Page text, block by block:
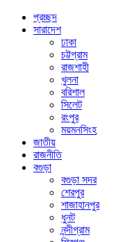
প্রচ্ছদ
সারাদেশ
ঢাকা
চট্টগ্রাম
রাজশাহী
খুলনা
বরিশাল
সিলেট
রংপুর
ময়মনসিংহ
জাতীয়
রাজনীতি
বগুড়া
বগুড়া সদর
শেরপুর
শাজাহানপুর
ধুনট
নন্দীগ্রাম